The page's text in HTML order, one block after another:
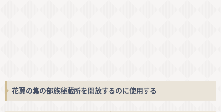
花翼の集の部族秘蔵所を開放するのに使用する